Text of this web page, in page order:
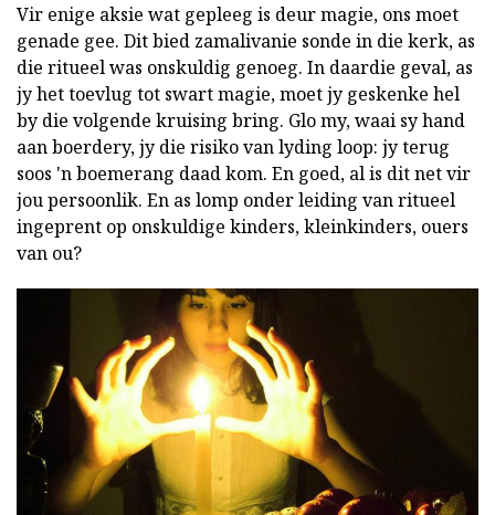
Vir enige aksie wat gepleeg is deur magie, ons moet
genade gee. Dit bied zamalivanie sonde in die kerk, as
die ritueel was onskuldig genoeg. In daardie geval, as
jy het toevlug tot swart magie, moet jy geskenke hel
by die volgende kruising bring. Glo my, waai sy hand
aan boerdery, jy die risiko van lyding loop: jy terug
soos 'n boemerang daad kom. En goed, al is dit net vir
jou persoonlik. En as lomp onder leiding van ritueel
ingeprent op onskuldige kinders, kleinkinders, ouers
van ou?